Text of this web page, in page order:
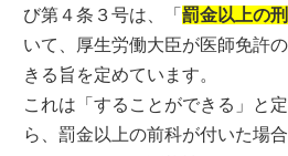
び第４条３号は、「罰金以上の
いて、厚生労働大臣が医師免許
きる旨を定めています。
これは「することができる」と
ら、罰金以上の前科が付いた場